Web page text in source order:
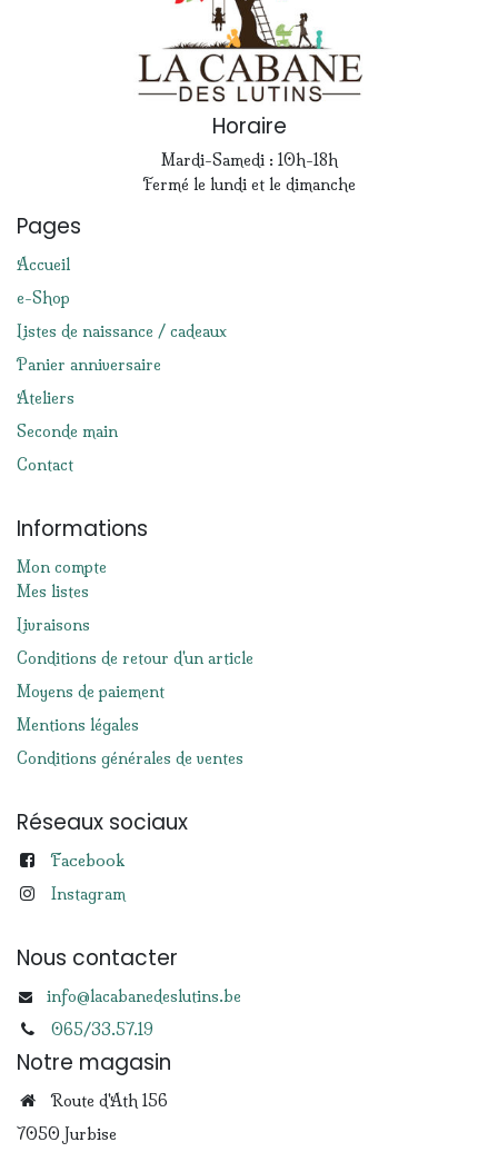
Horaire
Mardi-Samedi : 10h-18h
Fermé le lundi et le dimanche
Pages
Accueil
e-Shop
Listes de naissance / cadeaux
Panier anniversaire
Ateliers
Seconde main
Contact
Informations
Mon compte
Mes listes
Livraisons
Conditions de retour d'un article
Moyens de paiement
Mentions légales
Conditions générales de ventes
Réseaux sociaux
Facebook
Instagram
Nous contacter
info@lacabanedeslutins.be
065/33.57.19
Notre magasin
Route d'Ath 156
7050 Jurbise